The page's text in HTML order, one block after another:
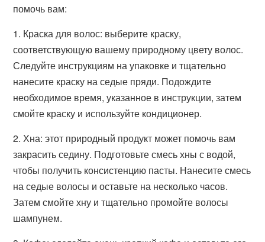
помочь вам:
1. Краска для волос: выберите краску,
соответствующую вашему природному цвету волос.
Следуйте инструкциям на упаковке и тщательно
нанесите краску на седые пряди. Подождите
необходимое время, указанное в инструкции, затем
смойте краску и используйте кондиционер.
2. Хна: этот природный продукт может помочь вам
закрасить седину. Подготовьте смесь хны с водой,
чтобы получить консистенцию пасты. Нанесите смесь
на седые волосы и оставьте на несколько часов.
Затем смойте хну и тщательно промойте волосы
шампунем.